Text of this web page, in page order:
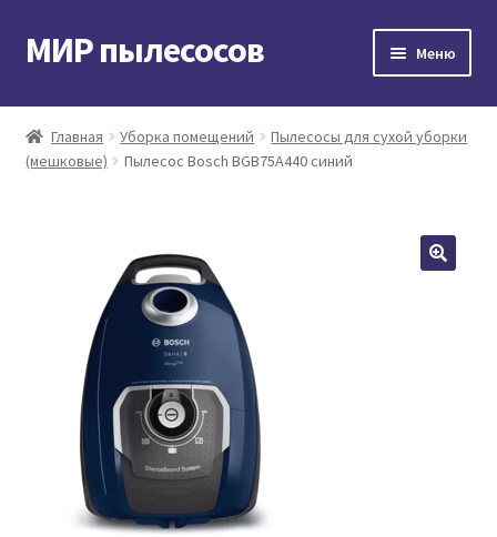
Перейти
к
Перейти
к
МИР пылесосов Меню
Главная
Мой аккаунт
Корзина
Главная Уборка помещений
Пылесосы для сухой уборки
(мешковые)
Пылесос Bosch BGB75A440 синий